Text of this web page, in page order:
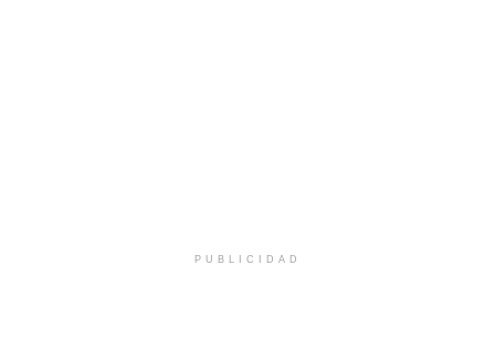
PUBLICIDAD